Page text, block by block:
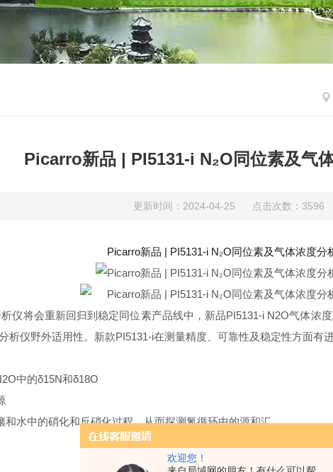
欢迎您！
Picarro新品 | PI5131-i N₂O同位素及气
更新时间：2024-04-25 点击次数：3596
仪将会重新回归到稳定同位素产品线中，新品PI5131-i N2O气体浓
析仪野外适用性。新款PI5131-i在测量精度、可靠性及稳定性方面有进
中的δ15N和δ18O
和水中的硝化和反硝化过程，从而探测氮循环中的源和汇